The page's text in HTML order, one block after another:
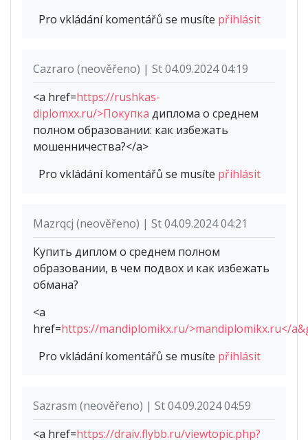
Pro vkládání komentářů se musíte přihlásit
Cazraro (neověřeno) | St 04.09.2024 04:19
<a href=https://rushkas-
diplomxx.ru/>Покупка диплома о среднем
полном образовании: как избежать
мошенничества?</a>
Pro vkládání komentářů se musíte přihlásit
Mazrqcj (neověřeno) | St 04.09.2024 04:21
Купить диплом о среднем полном
образовании, в чем подвох и как избежать
обмана?
<a
href=https://mandiplomikx.ru/>mandiplomikx.ru</
Pro vkládání komentářů se musíte přihlásit
Sazrasm (neověřeno) | St 04.09.2024 04:59
<a href=https://draiv.flybb.ru/viewtopic.php?